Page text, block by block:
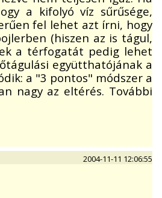
a kifolyó víz sűrűsége,
fel lehet azt írni, hogy
(hiszen az is tágul,
a térfogatát pedig lehet
együtthatójának a
a "3 pontos" módszer a
nagy az eltérés. További
2004-11-11 12:06:55